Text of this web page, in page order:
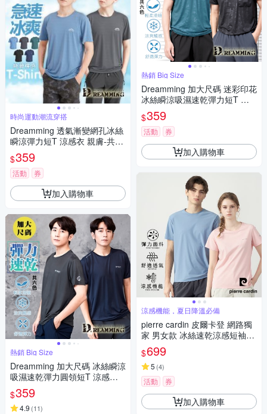
時尚運動潮流穿搭
Dreamming 透氣漸變網孔冰絲
瞬涼彈力短T 涼感衣 親膚-共五
色
$359
活動 券
加入購物車
熱銷 Big Size
Dreamming 加大尺碼 冰絲瞬涼
吸濕速乾彈力圓領短T 涼感衣-
共六色
$359
4.9 (11)
熱銷 Big Size
Dreamming 加大尺碼 迷彩印花
冰絲瞬涼吸濕速乾彈力短T 涼
感衣-共二款
$359
活動 券
加入購物車
涼感機能，夏日降溫必備
pierre cardin 皮爾卡登 網路獨
家 男女款 冰絲速乾涼感短袖T
恤/運動圓領上衣(多色任選)
$699
5 (4)
活動 券
加入購物車